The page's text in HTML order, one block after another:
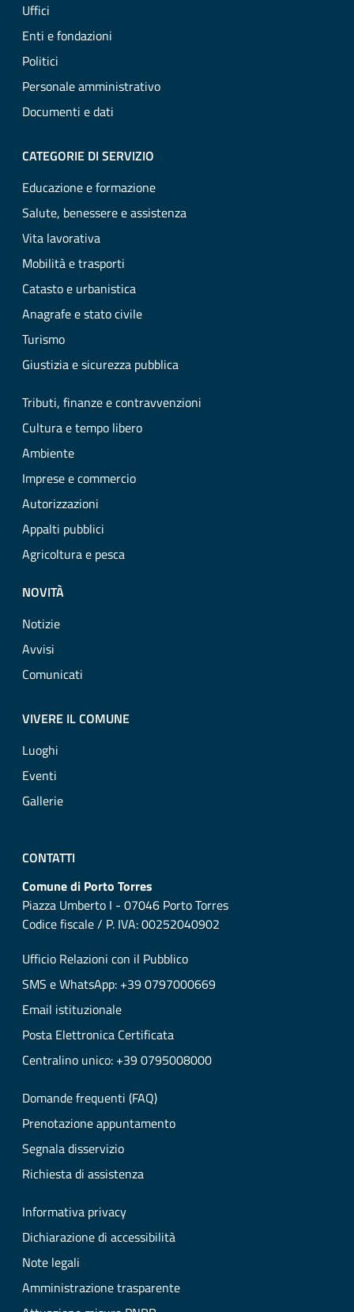
Uffici
Enti e fondazioni
Politici
Personale amministrativo
Documenti e dati
CATEGORIE DI SERVIZIO
Educazione e formazione
Salute, benessere e assistenza
Vita lavorativa
Mobilità e trasporti
Catasto e urbanistica
Anagrafe e stato civile
Turismo
Giustizia e sicurezza pubblica
Tributi, finanze e contravvenzioni
Cultura e tempo libero
Ambiente
Imprese e commercio
Autorizzazioni
Appalti pubblici
Agricoltura e pesca
NOVITÀ
Notizie
Avvisi
Comunicati
VIVERE IL COMUNE
Luoghi
Eventi
Gallerie
CONTATTI
Comune di Porto Torres
Piazza Umberto I - 07046 Porto Torres
Codice fiscale / P. IVA: 00252040902
Ufficio Relazioni con il Pubblico
SMS e WhatsApp: +39 0797000669
Email istituzionale
Posta Elettronica Certificata
Centralino unico: +39 0795008000
Domande frequenti (FAQ)
Prenotazione appuntamento
Segnala disservizio
Richiesta di assistenza
Informativa privacy
Dichiarazione di accessibilità
Note legali
Amministrazione trasparente